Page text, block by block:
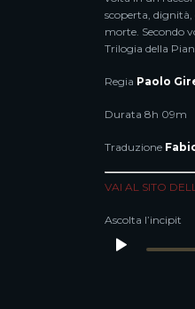
scoperta, dignità,
morte. Secondo
Trilogia della
Regia Paolo
Durata 8h 09m
Traduzione
VAI AL SITO
Ascolta l’incipit